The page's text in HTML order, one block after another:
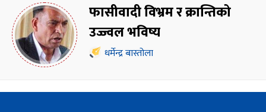
फासीवादी विभ्रम र क्रान्तिको
उज्ज्वल भविष्य
धर्मेन्द्र बास्तोला